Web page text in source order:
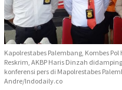
Kapolrestabes Palembang, Kombes
Reskrim, AKBP Haris Dinzah
konferensi pers di Mapolrestabes
Andre/Indodaily.co